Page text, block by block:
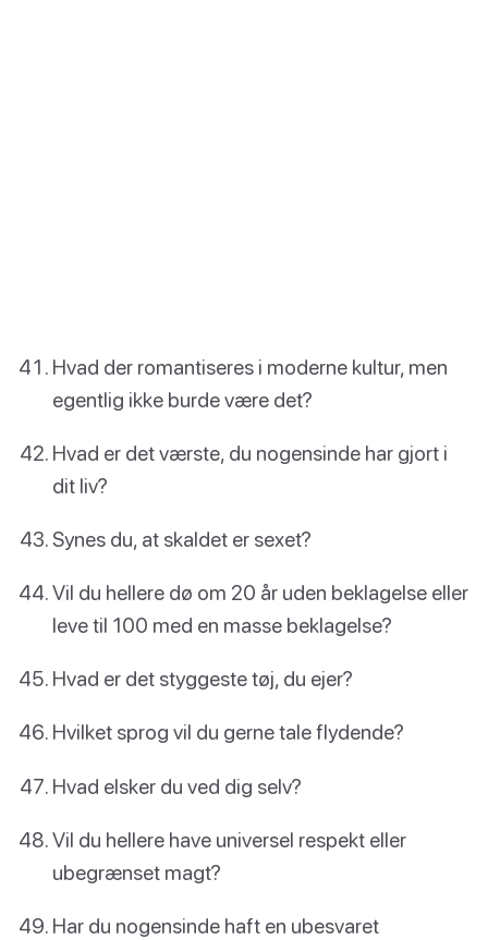
Hvad der romantiseres i moderne kultur, men
egentlig ikke burde være det?
Hvad er det værste, du nogensinde har gjort i
dit liv?
Synes du, at skaldet er sexet?
Vil du hellere dø om 20 år uden beklagelse eller
leve til 100 med en masse beklagelse?
Hvad er det styggeste tøj, du ejer?
Hvilket sprog vil du gerne tale flydende?
Hvad elsker du ved dig selv?
Vil du hellere have universel respekt eller
ubegrænset magt?
Har du nogensinde haft en ubesvaret